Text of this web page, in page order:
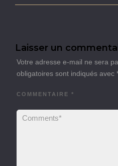
Laisser un
Votre adresse e-mail ne sera
obligatoires sont indiqués avec
COMMENTAIRE *